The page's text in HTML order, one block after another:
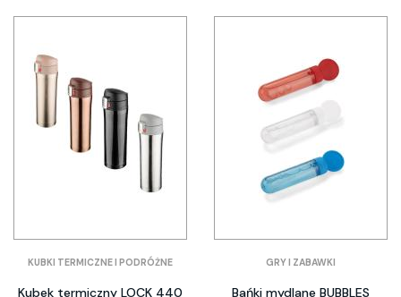
KUBKI TERMICZNE I PODRÓŻNE
Kubek termiczny LOCK 440
GRY I ZABAWKI
Bańki mydlane BUBBLES